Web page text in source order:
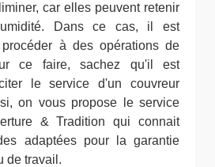
car elles peuvent retenir
Dans ce cas, il est
à des opérations de
ce faire, sachez qu'il est
le service d'un couvreur
on vous propose le service
& Tradition qui connait
adaptées pour la garantie
de travail.